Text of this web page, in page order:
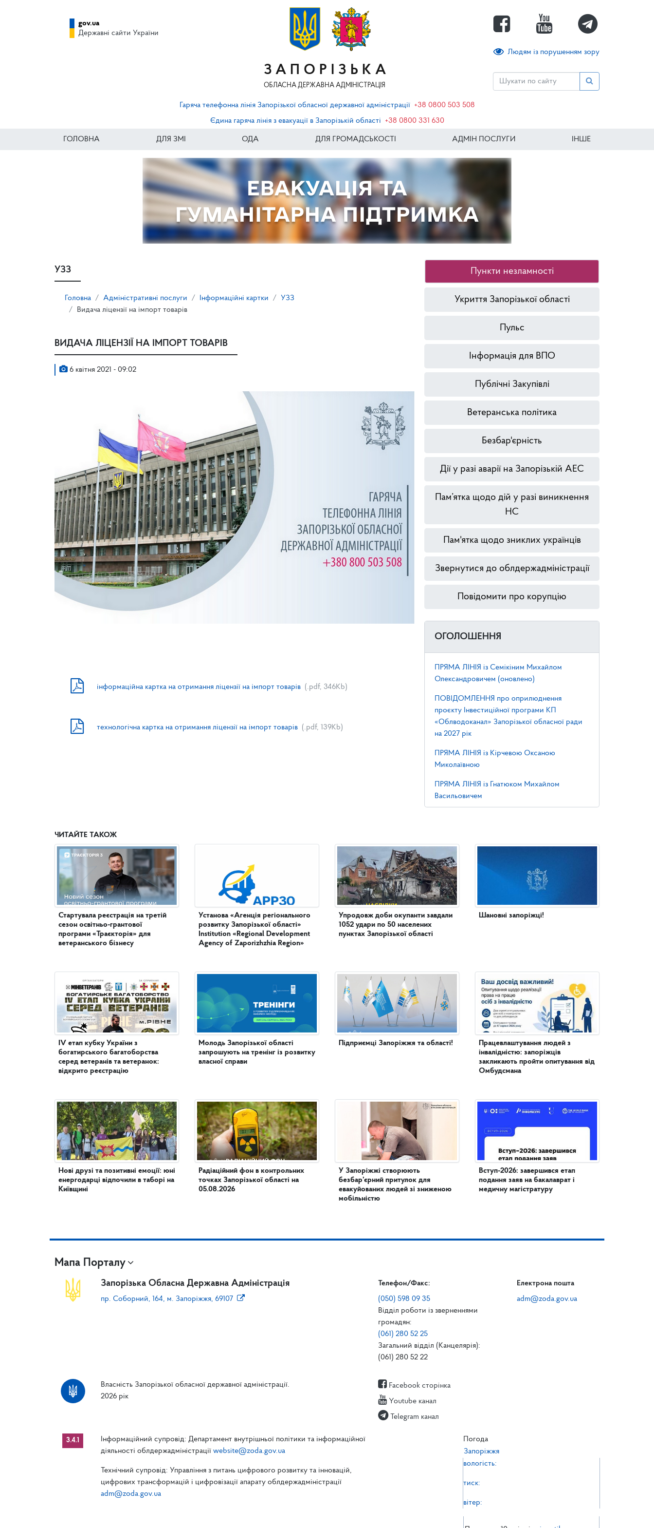
ЗАПОРІЗЬКА
ОБЛАСНА ДЕРЖАВНА АДМІНІСТРАЦІЯ
Людям із порушенням зору
gov.ua
Державні сайти України
Гаряча телефонна лінія Запорізької обласної державної адміністрації +38 0800 503 508
Єдина гаряча лінія з евакуації в Запорізькій області
+38 0800 331 630
ГОЛОВНА ДЛЯ ЗМІ ОДА ДЛЯ ГРОМАДСЬКОСТІ АДМІН ПОСЛУГИ ІНШЕ
УЗЗ
Головна Адміністративні послуги Інформаційні картки
УЗЗ
Видача ліцензії на імпорт товарів
ВИДАЧА ЛІЦЕНЗІЇ НА ІМПОРТ ТОВАРІВ
6 квітня 2021 - 09:02
інформаційна картка на отримання ліцензії на імпорт товарів (.pdf, 346Kb)
технологічна картка на отримання ліцензії на імпорт товарів (.pdf, 139Kb)
Пункти незламності
Укриття Запорізької області
Пульс
Інформація для ВПО
Публічні Закупівлі
Ветеранська політика
Безбар'єрність
Дії у разі аварії на Запорізькій АЕС
Пам’ятка щодо дій у разі виникнення
НС
Пам'ятка щодо зниклих українців
Звернутися до облдержадміністрації
Повідомити про корупцію
ОГОЛОШЕННЯ
ПРЯМА ЛІНІЯ із Семікіним Михайлом
Олександровичем (оновлено)
ПОВІДОМЛЕННЯ про оприлюднення
проєкту Інвестиційної програми КП
«Облводоканал» Запорізької обласної ради
на 2027 рік
ПРЯМА ЛІНІЯ із Кірчевою Оксаною
Миколаївною
ПРЯМА ЛІНІЯ із Гнатюком Михайлом
Васильовичем
ЧИТАЙТЕ ТАКОЖ
Стартувала реєстрація на третій
сезон освітньо-грантової
програми «Траєкторія» для
ветеранського бізнесу
IV етап кубку України з
богатирського багатоборства
серед ветеранів та ветеранок:
відкрито реєстрацію
Нові друзі та позитивні емоції: юні
енергодарці відпочили в таборі на
Київщині
Установа «Агенція регіонального
розвитку Запорізької області»
Institution «Regional Development
Agency of Zaporizhzhia Region»
Молодь Запорізької області
запрошують на тренінг із розвитку
власної справи
Радіаційний фон в контрольних
точках Запорізької області на
05.08.2026
Упродовж доби окупанти завдали
1052 удари по 50 населених
пунктах Запорізької області
Підприємці Запоріжжя та області!
У Запоріжжі створюють
безбар’єрний притулок для
евакуйованих людей зі зниженою
мобільністю
Шановні запоріжці!
Працевлаштування людей з
інвалідністю: запоріжців
закликають пройти опитування від
Омбудсмана
Вступ-2026: завершився етап
подання заяв на бакалаврат і
медичну магістратуру
Мапа Порталу
Запорізька Обласна Державна Адміністрація
пр. Соборний, 164, м. Запоріжжя, 69107
Телефон/Факс:
(050) 598 09 35
Відділ роботи із зверненнями
громадян:
(061) 280 52 25
Загальний відділ (Канцелярія):
(061) 280 52 22
Електрона пошта
adm@zoda.gov.ua
Власність Запорізької обласної державної адміністрації.
2026 рік
Facebook сторінка
Youtube канал
Telegram канал
3.4.1
Інформаційний супровід: Департамент внутрішньої політики та інформаційної
діяльності облдержадміністрації website@zoda.gov.ua
Технічний супровід: Управління з питань цифрового розвитку та інновацій,
цифрових трансформацій і цифровізації апарату облдержадміністрації
adm@zoda.gov.ua
Погода
Запоріжжя
вологість:
тиск:
вітер: